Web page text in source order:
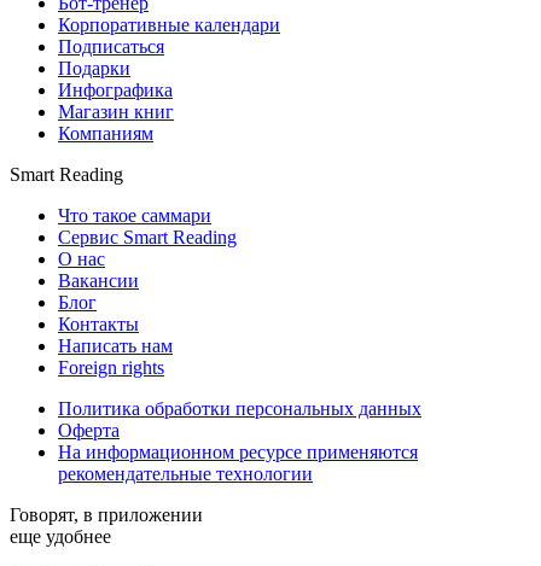
Корпоративные календари
Подписаться
Подарки
Инфографика
Магазин книг
Компаниям
Smart Reading
Что такое саммари
Сервис Smart Reading
О нас
Вакансии
Блог
Контакты
Написать нам
Foreign rights
Политика обработки персональных данных
Оферта
На информационном ресурсе применяются
рекомендательные технологии
Говорят, в приложении
еще удобнее